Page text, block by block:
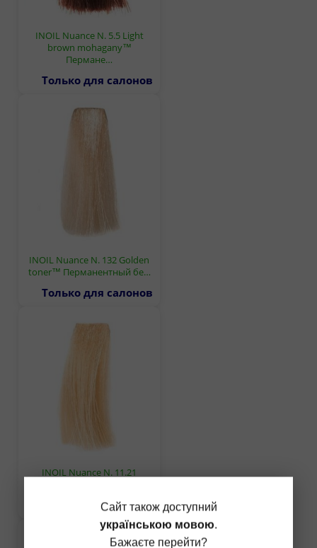
INOIL Nuance N. 5.5 Light
brown mohagany™
Пермане…
Только для салонов
INOIL Nuance N. 132 Golden
toner™ Перманентный бе…
Только для салонов
INOIL Nuance N. 11.21
Только для салоновСайт також доступний
українською мовою.
Бажаєте перейти?